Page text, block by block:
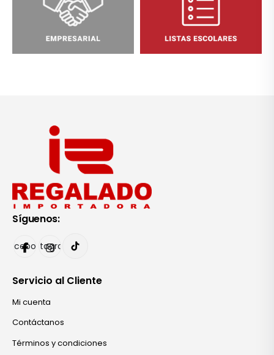
Síguenos:
FacebookInstagram
Servicio al Cliente
Mi cuenta
Contáctanos
Términos y condiciones